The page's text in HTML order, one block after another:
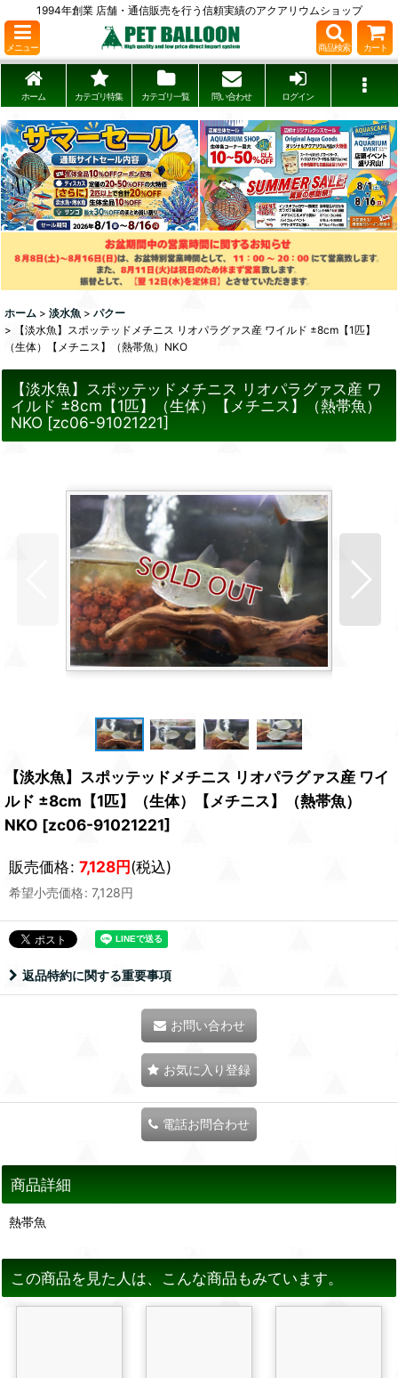
1994年創業 店舗・通信販売を行う信頼実績のアクアリウムショップ
メニュー 商品検索 カート
ホーム カテゴリ特集 カテゴリ一覧 問い合わせ ログイン
ホーム > 淡水魚 > パクー
>
【淡水魚】スポッテッドメチニス リオパラグァス産 ワイルド ±8cm【1匹】
（生体）【メチニス】（熱帯魚）NKO
【淡水魚】スポッテッドメチニス リオパラグァス産 ワ
イルド ±8cm【1匹】（生体）【メチニス】（熱帯魚）
NKO [zc06-91021221]
【淡水魚】スポッテッドメチニス リオパラグァス産 ワイ
ルド ±8cm【1匹】（生体）【メチニス】（熱帯魚）
NKO [zc06-91021221]
販売価格: 7,128円(税込)
希望小売価格: 7,128円
返品特約に関する重要事項
お問い合わせ
お気に入り登録
電話お問合わせ
商品詳細
熱帯魚
この商品を見た人は、こんな商品もみています。